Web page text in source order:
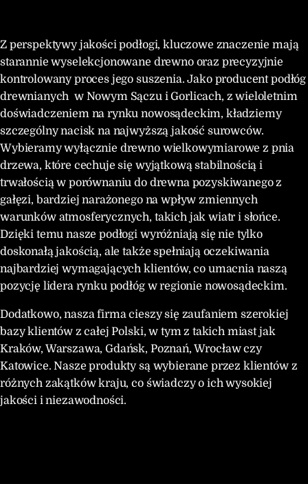
Z perspektywy jakości podłogi, kluczowe znaczenie mają
starannie wyselekcjonowane drewno oraz precyzyjnie
kontrolowany proces jego suszenia. Jako producent podłóg
drewnianych w Nowym Sączu i Gorlicach, z wieloletnim
doświadczeniem na rynku nowosądeckim, kładziemy
szczególny nacisk na najwyższą jakość surowców.
Wybieramy wyłącznie drewno wielkowymiarowe z pnia
drzewa, które cechuje się wyjątkową stabilnością i
trwałością w porównaniu do drewna pozyskiwanego z
gałęzi, bardziej narażonego na wpływ zmiennych
warunków atmosferycznych, takich jak wiatr i słońce.
Dzięki temu nasze podłogi wyróżniają się nie tylko
doskonałą jakością, ale także spełniają oczekiwania
najbardziej wymagających klientów, co umacnia naszą
pozycję lidera rynku podłóg w regionie nowosądeckim.
Dodatkowo, nasza firma cieszy się zaufaniem szerokiej
bazy klientów z całej Polski, w tym z takich miast jak
Kraków, Warszawa, Gdańsk, Poznań, Wrocław czy
Katowice. Nasze produkty są wybierane przez klientów z
różnych zakątków kraju, co świadczy o ich wysokiej
jakości i niezawodności.